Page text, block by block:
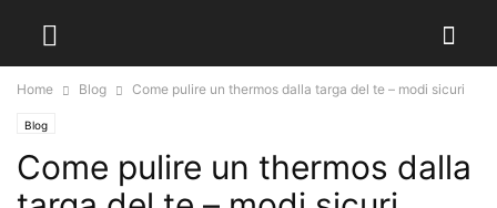
Home Blog Come pulire un thermos dalla targa del te – modi sicuri
Blog
Come pulire un thermos dalla